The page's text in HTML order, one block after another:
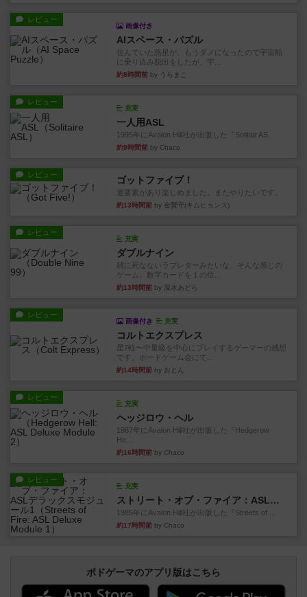
レビュー
画像付き
AIスペース・パズル
住んでいた惑星が、もうダメになったので宇宙船
に乗り込み脱出をしたが、宇...
約8時間前 by うらまこ
レビュー
充実
一人用ASL
1995年にAvalon Hill社が出版した『Solitair AS...
約9時間前 by Chaco
レビュー ゴットファイブ！
運要素があり楽しめました。またやりたいです。
約13時間前 by 金賢守(キムヒョンス)
レビュー
充実
ダブルナイン
雑に死なないラブレターみたいな、そんな感じの
ゲーム。数字カードを１の位...
約13時間前 by 深水あどら
レビュー
画像付き 充実
コルトエクスプレス
星7軽〜中量級を中心にプレイするゲーマーの感想
です。ボードゲーム会にて...
約14時間前 by おとん
レビュー
充実
ヘッジロウ・ヘル
1987年にAvalon Hill社が出版した『Hedgerow
He...
約16時間前 by Chaco
レビュー
充実
ストリート・オブ・ファイア：ASLデラックスモジュール1
1985年にAvalon Hill社が出版した『Streets of ...
約17時間前 by Chaco
ボドゲーマのアプリ版はこちら